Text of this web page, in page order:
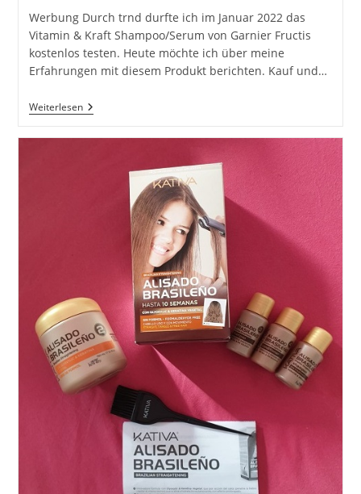
Werbung Durch trnd durfte ich im Januar 2022 das
Vitamin & Kraft Shampoo/Serum von Garnier Fructis
kostenlos testen. Heute möchte ich über meine
Erfahrungen mit diesem Produkt berichten. Kauf und…
WeiterlesenGarnier
Fructis
Shampoo/Serum